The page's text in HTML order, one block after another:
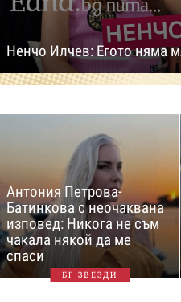
Ненчо Илчев: Егото няма
Антония Петрова-
Батинкова с неочаквана
изповед: Никога не съм
чакала някой да ме
спаси
БГ ЗВЕЗДИ